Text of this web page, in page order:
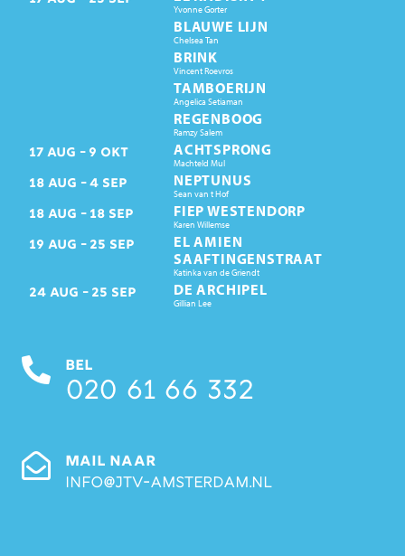
Yvonne Gorter
BLAUWE LIJN
Chelsea Tan
BRINK
Vincent Roevros
TAMBOERIJN
Angelica Setiaman
REGENBOOG
Ramzy Salem
17 AUG 9 OKT ACHTSPRONG
Machteld Mul
18 AUG 4 SEP NEPTUNUS
Sean van t Hof
18 AUG 18 SEP FIEP WESTENDORP
Karen Willemse
19 AUG 25 SEP
EL AMIEN
SAAFTINGENSTRAAT
Katinka van de Griendt
24 AUG 25 SEP DE ARCHIPEL
Gillian Lee
BEL
020 61 66 332
MAIL NAAR
info@jtv-amsterdam.nl